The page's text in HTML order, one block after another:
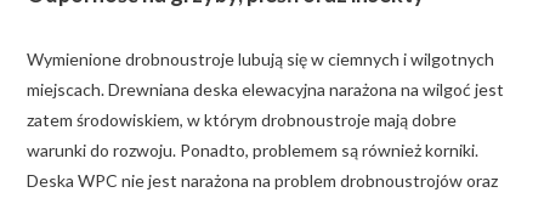
Wymienione drobnoustroje lubują się w ciemnych i wilgotnych
miejscach. Drewniana deska elewacyjna narażona na wilgoć jest
zatem środowiskiem, w którym drobnoustroje mają dobre
warunki do rozwoju. Ponadto, problemem są również korniki.
Deska WPC nie jest narażona na problem drobnoustrojów oraz